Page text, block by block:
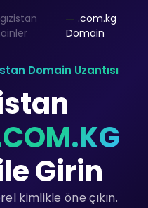
.com.kg
Domain
Domain Uzantısı
Girin
kimlikle öne çıkın.